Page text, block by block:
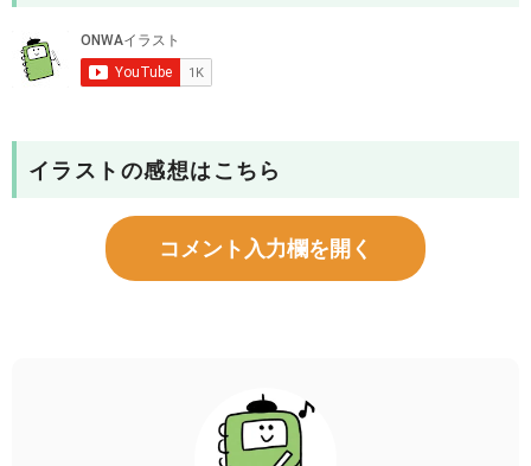
イラストの感想はこちら
コメント入力欄を開く